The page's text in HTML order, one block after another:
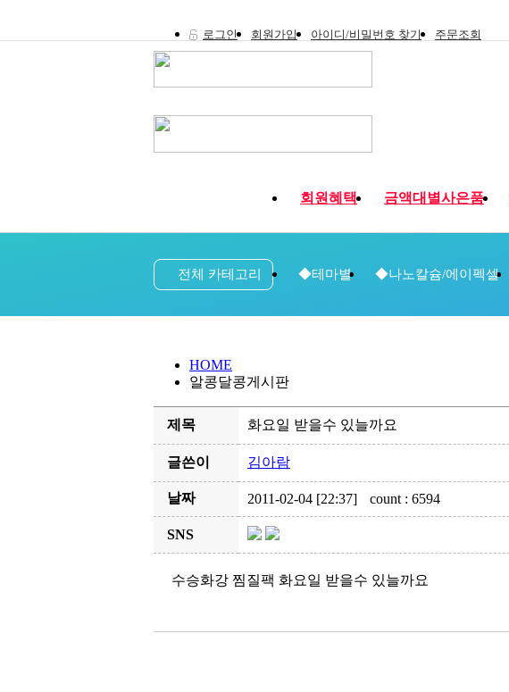
로그인 회원가입 아이디/비밀번호 찾기 주문조회
회원혜택 금액대별사은품
전체 카테고리 ◆테마별 ◆나노칼슘/에이펙셀
HOME
알콩달콩게시판
제목 화요일 받을수 있늘까요
글쓴이 김아람
날짜 2011-02-04 [22:37] count : 6594
SNS
수승화강 찜질팩 화요일 받을수 있늘까요